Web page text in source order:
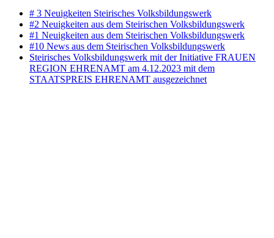
# 3 Neuigkeiten Steirisches Volksbildungswerk
#2 Neuigkeiten aus dem Steirischen Volksbildungswerk
#1 Neuigkeiten aus dem Steirischen Volksbildungswerk
#10 News aus dem Steirischen Volksbildungswerk
Steirisches Volksbildungswerk mit der Initiative FRAUEN
REGION EHRENAMT am 4.12.2023 mit dem
STAATSPREIS EHRENAMT ausgezeichnet